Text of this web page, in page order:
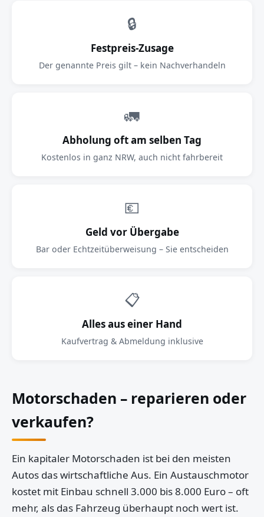
🔒
Festpreis-Zusage
Der genannte Preis gilt – kein Nachverhandeln
🚛
Abholung oft am selben Tag
Kostenlos in ganz NRW, auch nicht fahrbereit
💶
Geld vor Übergabe
Bar oder Echtzeitüberweisung – Sie entscheiden
📋
Alles aus einer Hand
Kaufvertrag & Abmeldung inklusive
Motorschaden – reparieren oder
verkaufen?
Ein kapitaler Motorschaden ist bei den meisten
Autos das wirtschaftliche Aus. Ein Austauschmotor
kostet mit Einbau schnell 3.000 bis 8.000 Euro – oft
mehr, als das Fahrzeug überhaupt noch wert ist.